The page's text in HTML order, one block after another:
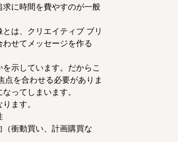
に時間を費やすのが一般
は、クリエイティブ ブリ
せてメッセージを作る
示しています。だからこ
を合わせる必要がありま
ってしまいます。
ます。
衝動買い、計画購買な